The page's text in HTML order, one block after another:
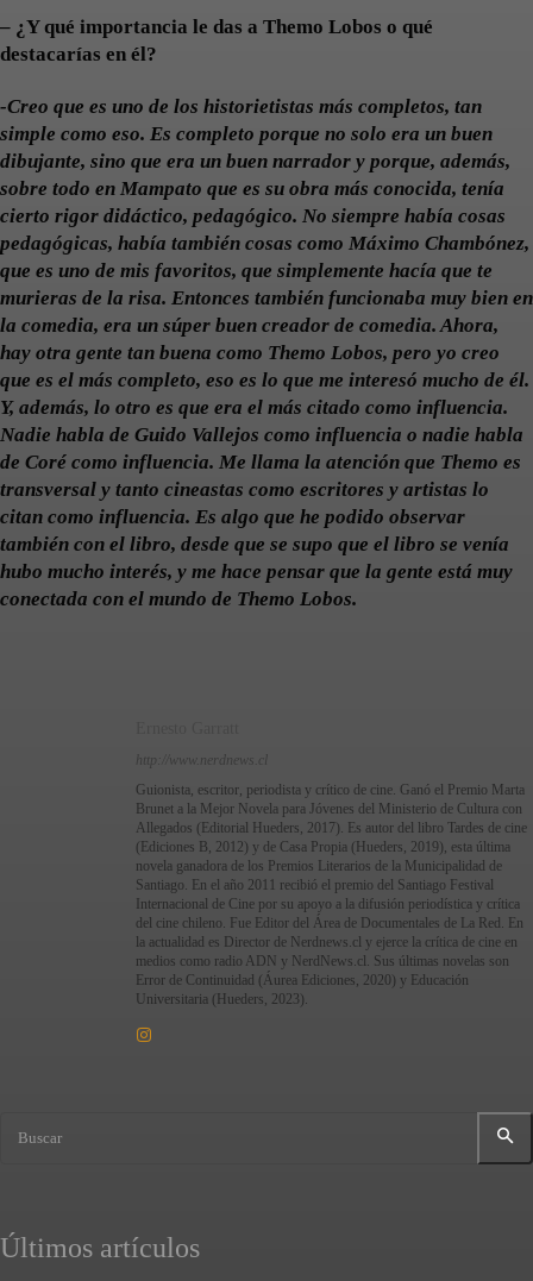
– ¿Y qué importancia le das a Themo Lobos o qué
destacarías en él?
-Creo que es uno de los historietistas más completos, tan
simple como eso. Es completo porque no solo era un buen
dibujante, sino que era un buen narrador y porque, además,
sobre todo en Mampato que es su obra más conocida, tenía
cierto rigor didáctico, pedagógico. No siempre había cosas
pedagógicas, había también cosas como Máximo Chambónez,
que es uno de mis favoritos, que simplemente hacía que te
murieras de la risa. Entonces también funcionaba muy bien en
la comedia, era un súper buen creador de comedia. Ahora,
hay otra gente tan buena como Themo Lobos, pero yo creo
que es el más completo, eso es lo que me interesó mucho de él.
Y, además, lo otro es que era el más citado como influencia.
Nadie habla de Guido Vallejos como influencia o nadie habla
de Coré como influencia. Me llama la atención que Themo es
transversal y tanto cineastas como escritores y artistas lo
citan como influencia. Es algo que he podido observar
también con el libro, desde que se supo que el libro se venía
hubo mucho interés, y me hace pensar que la gente está muy
conectada con el mundo de Themo Lobos.
http://www.nerdnews.cl
Guionista, escritor, periodista y crítico de cine. Ganó el Premio Marta
Brunet a la Mejor Novela para Jóvenes del Ministerio de Cultura con
Allegados (Editorial Hueders, 2017). Es autor del libro Tardes de cine
(Ediciones B, 2012) y de Casa Propia (Hueders, 2019), esta última
novela ganadora de los Premios Literarios de la Municipalidad de
Santiago. En el año 2011 recibió el premio del Santiago Festival
Internacional de Cine por su apoyo a la difusión periodística y crítica
del cine chileno. Fue Editor del Área de Documentales de La Red. En
la actualidad es Director de Nerdnews.cl y ejerce la crítica de cine en
medios como radio ADN y NerdNews.cl. Sus últimas novelas son
Error de Continuidad (Áurea Ediciones, 2020) y Educación
Universitaria (Hueders, 2023).
Buscar
Últimos artículos